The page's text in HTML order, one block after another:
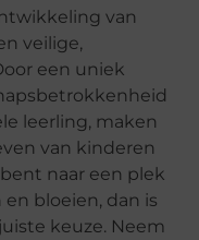
van
veilige,
een uniek
leerling, maken
van kinderen
naar een plek
bloeien, dan is
keuze. Neem